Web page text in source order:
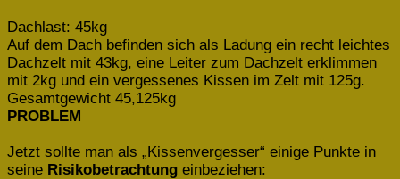
Dachlast: 45kg
Auf dem Dach befinden sich als Ladung ein recht leichtes
Dachzelt mit 43kg, eine Leiter zum Dachzelt erklimmen
mit 2kg und ein vergessenes Kissen im Zelt mit 125g.
Gesamtgewicht 45,125kg
PROBLEM
Jetzt sollte man als „Kissenvergesser“ einige Punkte in
seine Risikobetrachtung einbeziehen: